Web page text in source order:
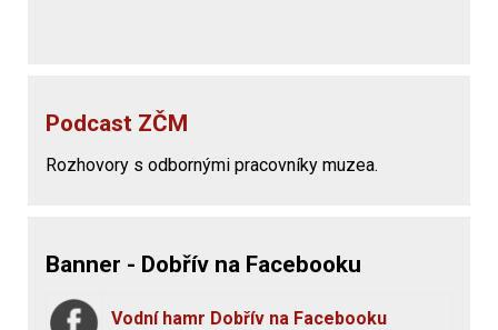
Podcast ZČM
Rozhovory s odbornými pracovníky muzea.
Banner - Dobřív na Facebooku
Vodní hamr Dobřív na Facebooku